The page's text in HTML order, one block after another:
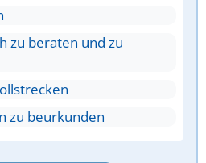
zu beraten und zu
zu beurkunden